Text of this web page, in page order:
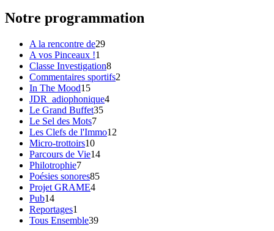
Notre programmation
A la rencontre de29
A vos Pinceaux !1
Classe Investigation8
Commentaires sportifs2
In The Mood15
JDR_adiophonique4
Le Grand Buffet35
Le Sel des Mots7
Les Clefs de l'Immo12
Micro-trottoirs10
Parcours de Vie14
Philotrophie7
Poésies sonores85
Projet GRAME4
Pub14
Reportages1
Tous Ensemble39